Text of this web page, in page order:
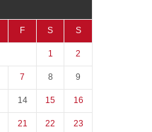
F S S
1 2
7 8 9
14 15 16
21 22 23